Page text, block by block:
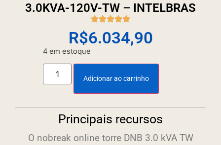
3.0KVA-120V-TW – INTELBRAS
R$6.034,90
4 em estoque
Adicionar ao carrinho
Principais recursos
O nobreak online torre DNB 3.0 kVA TW